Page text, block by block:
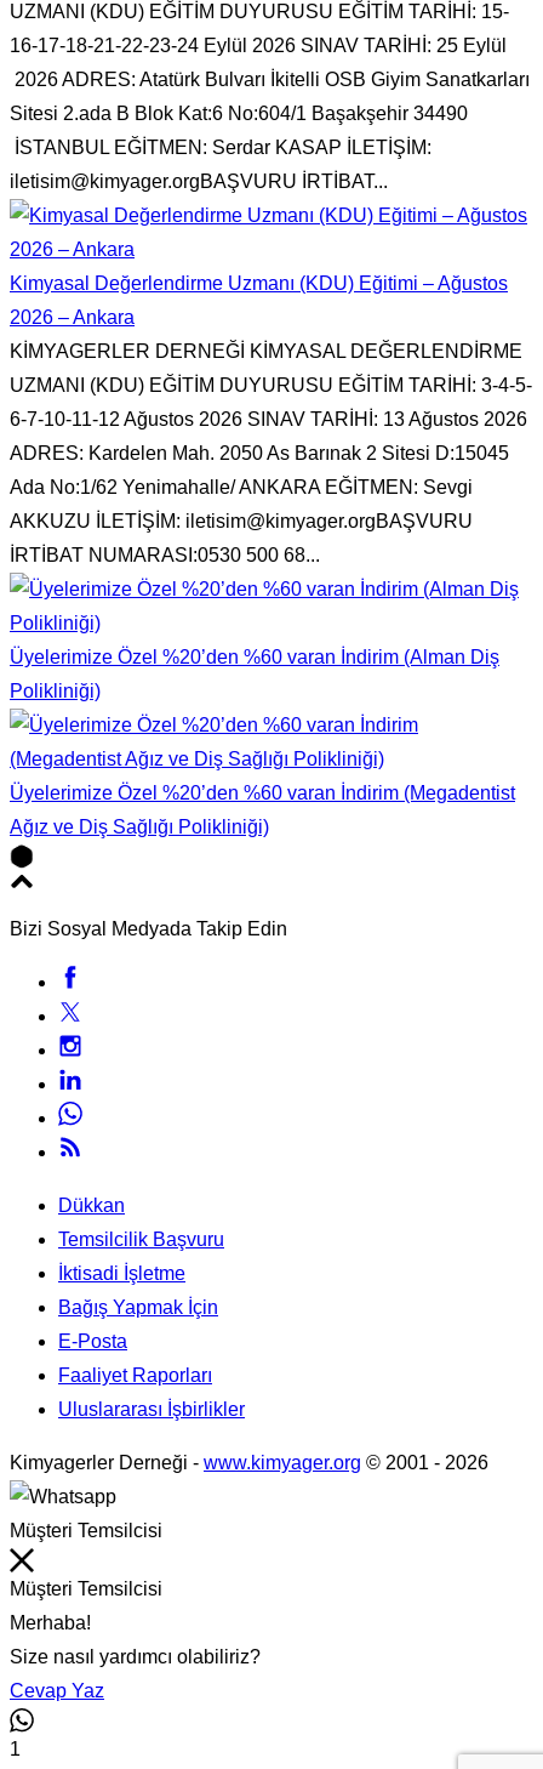
UZMANI (KDU) EĞİTİM DUYURUSU EĞİTİM TARİHİ: 15-
16-17-18-21-22-23-24 Eylül 2026 SINAV TARİHİ: 25 Eylül
2026 ADRES: Atatürk Bulvarı İkitelli OSB Giyim Sanatkarları
Sitesi 2.ada B Blok Kat:6 No:604/1 Başakşehir 34490
İSTANBUL EĞİTMEN: Serdar KASAP İLETİŞİM:
iletisim@kimyager.orgBAŞVURU İRTİBAT...
Kimyasal Değerlendirme Uzmanı (KDU) Eğitimi – Ağustos
2026 – Ankara
KİMYAGERLER DERNEĞİ KİMYASAL DEĞERLENDİRME
UZMANI (KDU) EĞİTİM DUYURUSU EĞİTİM TARİHİ: 3-4-5-
6-7-10-11-12 Ağustos 2026 SINAV TARİHİ: 13 Ağustos 2026
ADRES: Kardelen Mah. 2050 As Barınak 2 Sitesi D:15045
Ada No:1/62 Yenimahalle/ ANKARA EĞİTMEN: Sevgi
AKKUZU İLETİŞİM: iletisim@kimyager.orgBAŞVURU
İRTİBAT NUMARASI:0530 500 68...
Üyelerimize Özel %20’den %60 varan İndirim (Alman Diş
Polikliniği)
Üyelerimize Özel %20’den %60 varan İndirim (Megadentist
Ağız ve Diş Sağlığı Polikliniği)
Bizi Sosyal Medyada Takip Edin
Dükkan
Temsilcilik Başvuru
İktisadi İşletme
Bağış Yapmak İçin
E-Posta
Faaliyet Raporları
Uluslararası İşbirlikler
Kimyagerler Derneği - www.kimyager.org © 2001 - 2026
Müşteri Temsilcisi
Müşteri Temsilcisi
Merhaba!
Size nasıl yardımcı olabiliriz?
Cevap Yaz
1